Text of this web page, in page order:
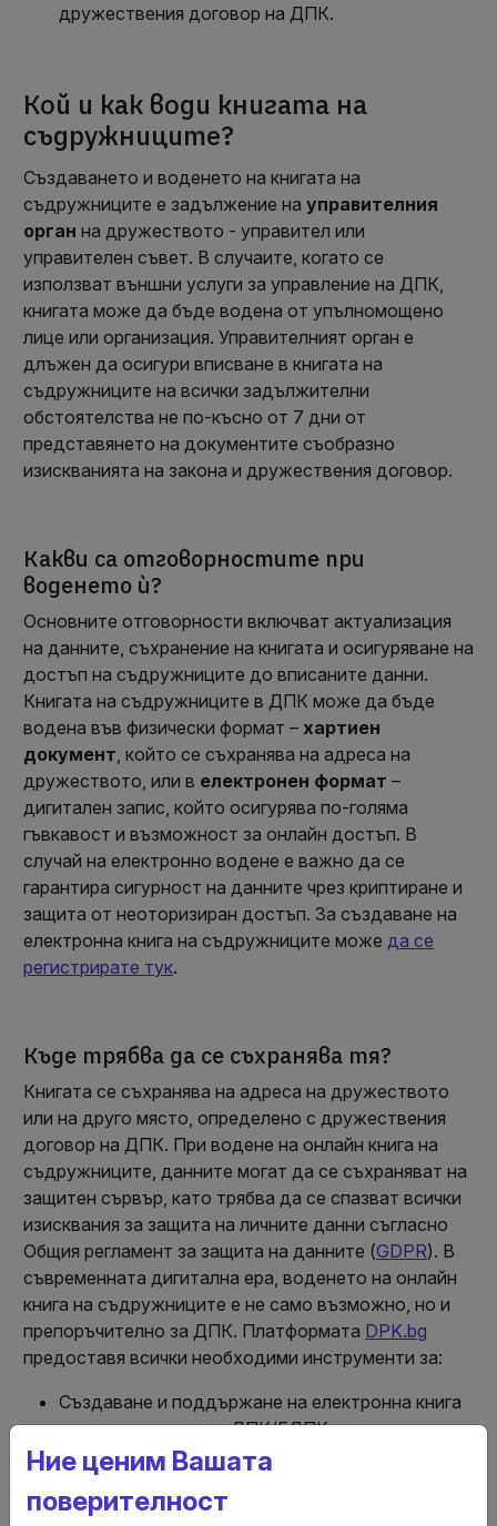
дружествения договор на ДПК.
Кой и как води книгата на
съдружниците?
Създаването и воденето на книгата на
съдружниците е задължение на управителния
орган на дружеството - управител или
управителен съвет. В случаите, когато се
използват външни услуги за управление на ДПК,
книгата може да бъде водена от упълномощено
лице или организация. Управителният орган е
длъжен да осигури вписване в книгата на
съдружниците на всички задължителни
обстоятелства не по-късно от 7 дни от
представянето на документите съобразно
изискванията на закона и дружествения договор.
Какви са отговорностите при
воденето ѝ?
Основните отговорности включват актуализация
на данните, съхранение на книгата и осигуряване на
достъп на съдружниците до вписаните данни.
Книгата на съдружниците в ДПК може да бъде
водена във физически формат – хартиен
документ, който се съхранява на адреса на
дружеството, или в електронен формат –
дигитален запис, който осигурява по-голяма
гъвкавост и възможност за онлайн достъп. В
случай на електронно водене е важно да се
гарантира сигурност на данните чрез криптиране и
защита от неоторизиран достъп. За създаване на
електронна книга на съдружниците може да се
регистрирате тук.
Къде трябва да се съхранява тя?
Книгата се съхранява на адреса на дружеството
или на друго място, определено с дружествения
договор на ДПК. При водене на онлайн книга на
съдружниците, данните могат да се съхраняват на
защитен сървър, като трябва да се спазват всички
изисквания за защита на личните данни съгласно
Общия регламент за защита на данните (GDPR). В
съвременната дигитална ера, воденето на онлайн
книга на съдружниците е не само възможно, но и
препоръчително за ДПК. Платформата DPK.bg
предоставя всички необходими инструменти за:
Създаване и поддържане на електронна книга
на съдружниците в ДПК/ЕДПК;
Вписване на промени след одобрение от
компетентните органи на дружеството;
Осигуряване на постоянен и сигурен достъп за
Ние ценим Вашата
поверителност